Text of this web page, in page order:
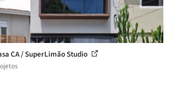
CA / SuperLimão Studio